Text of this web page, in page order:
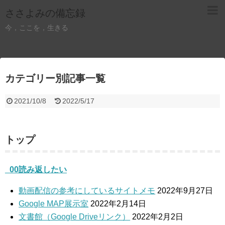
ささよみの備忘録
今，ここを，生きる
カテゴリー別記事一覧
2021/10/8 2022/5/17
トップ
_00読み返したい
動画配信の参考にしているサイトメモ 2022年9月27日
Google MAP展示室 2022年2月14日
文書館（Google Driveリンク）
2022年2月2日